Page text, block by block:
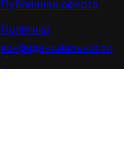
Публичная оферта
Политика
конфиденциальности
Оплата и доставка